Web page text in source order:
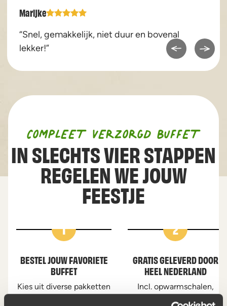
Marijke
“Snel, gemakkelijk, niet duur en bovenal
lekker!”
COMPLEET VERZORGD BUFFET
IN SLECHTS VIER STAPPEN
REGELEN WE JOUW
FEESTJE
1
BESTEL JOUW FAVORIETE
BUFFET
Kies uit diverse pakketten
2
GRATIS GELEVERD DOOR
HEEL NEDERLAND
Incl. opwarmschalen,